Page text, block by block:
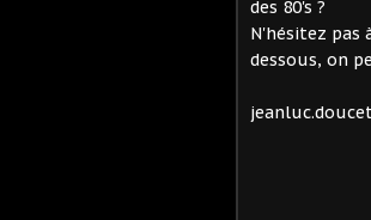
des 80's ?
N'hésitez pas
dessous, on